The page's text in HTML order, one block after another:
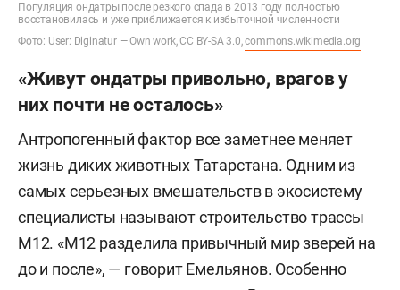
Популяция ондатры после резкого спада в 2013 году полностью
восстановилась и уже приближается к избыточной численности
Фото: User: Diginatur — Own work, CC BY-SA 3.0,commons.wikimedia.org
«Живут ондатры привольно, врагов у
них почти не осталось»
Антропогенный фактор все заметнее меняет
жизнь диких животных Татарстана. Одним из
самых серьезных вмешательств в экосистему
специалисты называют строительство трассы
М12. «М12 разделила привычный мир зверей на
до и после», — говорит Емельянов. Особенно